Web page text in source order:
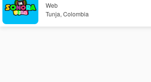
Web
Tunja, Colombia